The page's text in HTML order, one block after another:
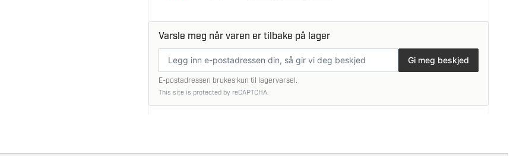
Varsle meg når varen er tilbake på lager
postadresse
Gi meg beskjed
E-postadressen brukes kun til lagervarsel.
This site is protected by reCAPTCHA.